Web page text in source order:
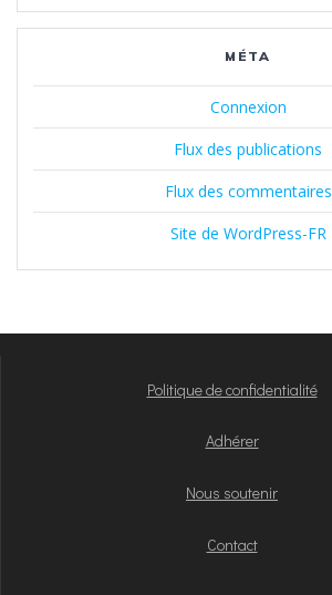
MÉTA
Connexion
Flux des publications
Flux des commentaires
Site de WordPress-FR
Politique de confidentialité
Adhérer
Nous soutenir
Contact